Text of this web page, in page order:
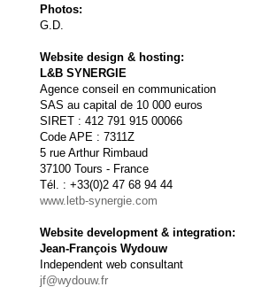
Photos:
G.D.
Website design & hosting:
L&B SYNERGIE
Agence conseil en communication
SAS au capital de 10 000 euros
SIRET : 412 791 915 00066
Code APE : 7311Z
5 rue Arthur Rimbaud
37100 Tours - France
Tél. : +33(0)2 47 68 94 44
www.letb-synergie.com
Website development & integration:
Jean-François Wydouw
Independent web consultant
jf@wydouw.fr